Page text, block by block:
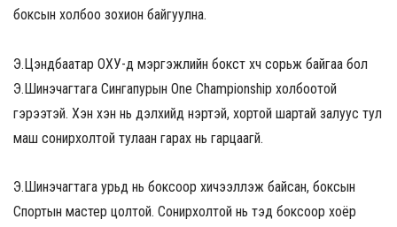
боксын холбоо зохион байгуулна.
Э.Цэндбаатар ОХУ-д мэргэжлийн бокст хүч сорьж байгаа бол
Э.Шинэчагтага Сингапурын One Championship холбоотой
гэрээтэй. Хэн хэн нь дэлхийд нэртэй, хортой шартай залуус тул
маш сонирхолтой тулаан гарах нь гарцаагүй.
Э.Шинэчагтага урьд нь боксоор хичээллэж байсан, боксын
Спортын мастер цолтой. Сонирхолтой нь тэд боксоор хоёр